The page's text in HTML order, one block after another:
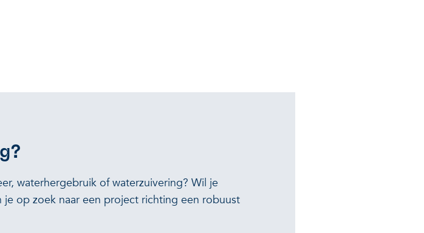
waterhergebruik of waterzuivering? Wil je
op zoek naar een project richting een robuust